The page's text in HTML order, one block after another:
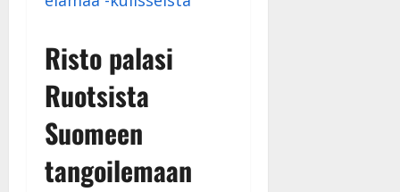
Risto palasi
Ruotsista
Suomeen
tangoilemaan